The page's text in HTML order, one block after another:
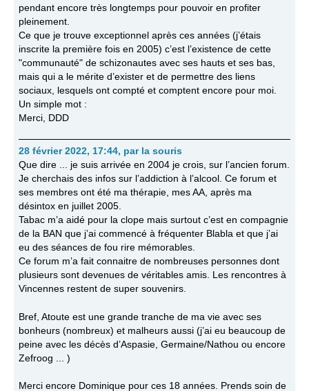
pendant encore très longtemps pour pouvoir en profiter
pleinement.
Ce que je trouve exceptionnel après ces années (j’étais
inscrite la première fois en 2005) c’est l’existence de cette
"communauté" de schizonautes avec ses hauts et ses bas,
mais qui a le mérite d’exister et de permettre des liens
sociaux, lesquels ont compté et comptent encore pour moi.
Un simple mot :
Merci, DDD
28 février 2022, 17:44, par la souris
Que dire ... je suis arrivée en 2004 je crois, sur l’ancien forum.
Je cherchais des infos sur l’addiction à l’alcool. Ce forum et
ses membres ont été ma thérapie, mes AA, après ma
désintox en juillet 2005.
Tabac m’a aidé pour la clope mais surtout c’est en compagnie
de la BAN que j’ai commencé à fréquenter Blabla et que j’ai
eu des séances de fou rire mémorables.
Ce forum m’a fait connaitre de nombreuses personnes dont
plusieurs sont devenues de véritables amis. Les rencontres à
Vincennes restent de super souvenirs.
Bref, Atoute est une grande tranche de ma vie avec ses
bonheurs (nombreux) et malheurs aussi (j’ai eu beaucoup de
peine avec les décès d’Aspasie, Germaine/Nathou ou encore
Zefroog ... )
Merci encore Dominique pour ces 18 années. Prends soin de